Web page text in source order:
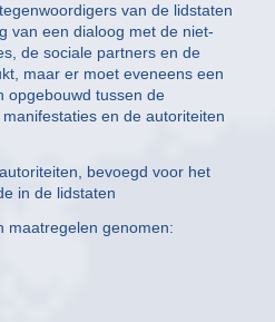
van de lidstaten
van een dialoog met de niet-
de sociale partners en de
maar er moet eveneens een
opgebouwd tussen de
en de autoriteiten
bevoegd voor het
in de lidstaten
maatregelen genomen: